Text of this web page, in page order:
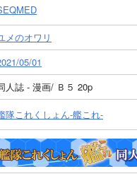
メのオワリ
05/01
人誌 - 漫画/ Ｂ５ 20p
隊これくしょん-艦これ-